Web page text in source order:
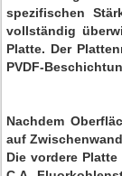
spezifischen
vollständig
Platte. Der
PVDF-
Nachdem
auf
Die vordere